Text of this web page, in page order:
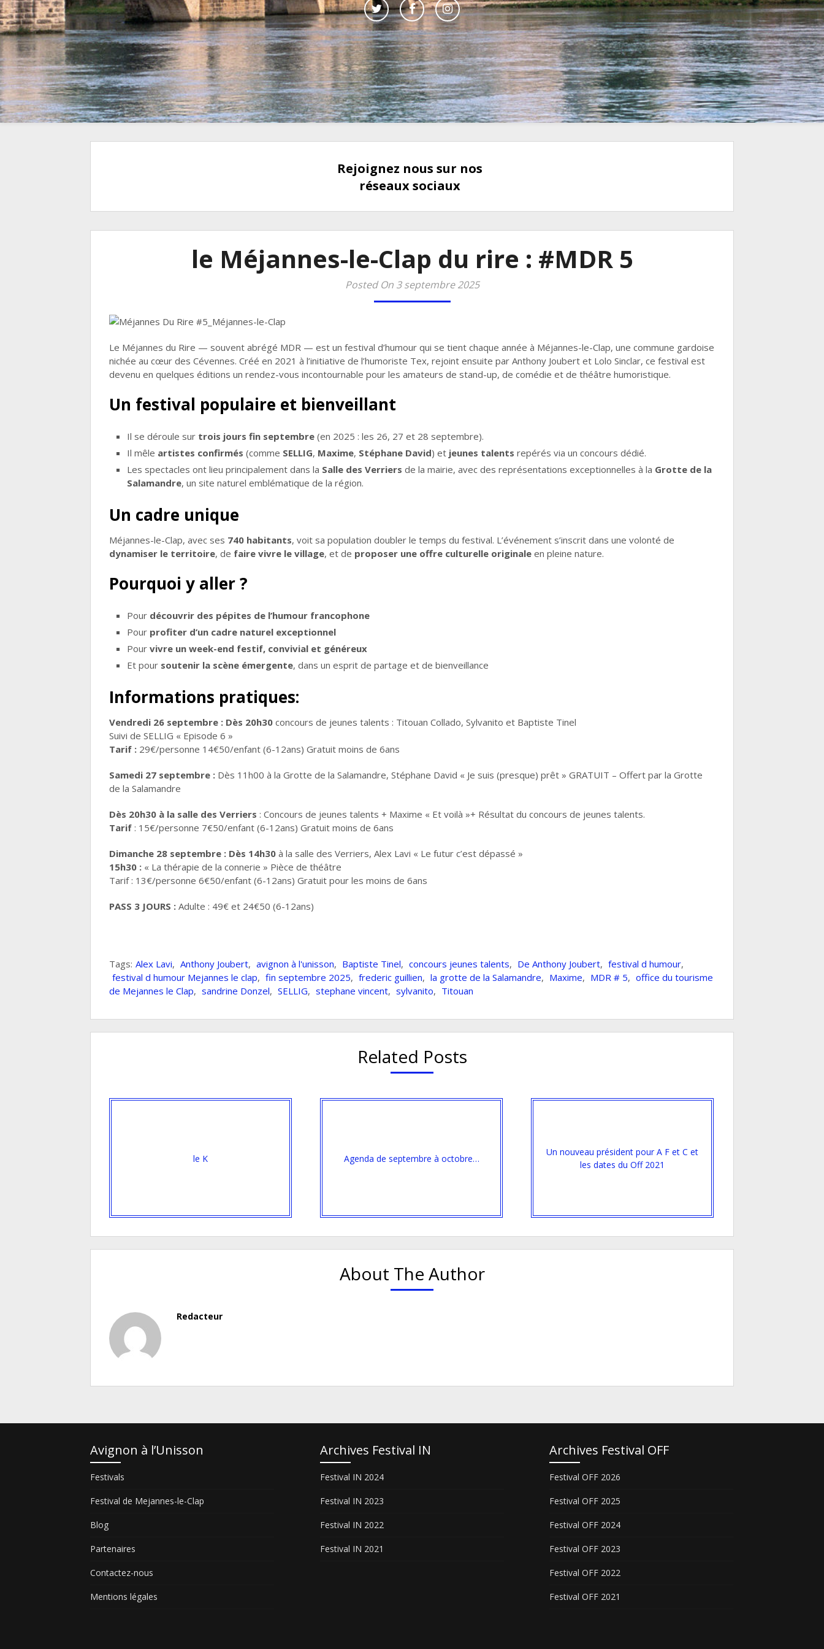
Rejoignez nous sur nos
réseaux sociaux
le Méjannes-le-Clap du rire : #MDR 5
Posted On 3 septembre 2025
Le Méjannes du Rire — souvent abrégé MDR — est un festival d’humour qui se tient chaque année à Méjannes-le-Clap, une commune gardoise
nichée au cœur des Cévennes. Créé en 2021 à l’initiative de l’humoriste Tex, rejoint ensuite par Anthony Joubert et Lolo Sinclar, ce festival est
devenu en quelques éditions un rendez-vous incontournable pour les amateurs de stand-up, de comédie et de théâtre humoristique.
Un festival populaire et bienveillant
Il se déroule sur trois jours fin septembre(en 2025 : les 26, 27 et 28 septembre).
Il mêle artistes confirmés (comme SELLIG, Maxime, Stéphane David) et jeunes talents repérés via un concours dédié.
Les spectacles ont lieu principalement dans la Salle des Verriers de la mairie, avec des représentations exceptionnelles à la Grotte de la
Salamandre, un site naturel emblématique de la région.
Un cadre unique
Méjannes-le-Clap, avec ses 740 habitants, voit sa population doubler le temps du festival. L’événement s’inscrit dans une volonté de
dynamiser le territoire, de faire vivre le village, et de proposer une offre culturelle originale en pleine nature.
Pourquoi y aller ?
Pour découvrir des pépites de l’humour francophone
Pour profiter d’un cadre naturel exceptionnel
Pour vivre un week-end festif, convivial et généreux
Et pour soutenir la scène émergente, dans un esprit de partage et de bienveillance
Informations pratiques:
Vendredi 26 septembre : Dès 20h30 concours de jeunes talents : Titouan Collado, Sylvanito et Baptiste Tinel
Suivi de SELLIG « Episode 6 »
Tarif : 29€/personne 14€50/enfant (6-12ans) Gratuit moins de 6ans
Samedi 27 septembre : Dès 11h00 à la Grotte de la Salamandre, Stéphane David « Je suis (presque) prêt » GRATUIT – Offert par la Grotte
de la Salamandre
Dès 20h30 à la salle des Verriers : Concours de jeunes talents + Maxime « Et voilà »+ Résultat du concours de jeunes talents.
Tarif : 15€/personne 7€50/enfant (6-12ans) Gratuit moins de 6ans
Dimanche 28 septembre : Dès 14h30 à la salle des Verriers, Alex Lavi « Le futur c’est dépassé »
15h30 : « La thérapie de la connerie » Pièce de théâtre
Tarif : 13€/personne 6€50/enfant (6-12ans) Gratuit pour les moins de 6ans
PASS 3 JOURS : Adulte : 49€ et 24€50 (6-12ans)
Tags: Alex Lavi, Anthony Joubert, avignon à l'unisson, Baptiste Tinel, concours jeunes talents, De Anthony Joubert, festival d humour,
festival d humour Mejannes le clap, fin septembre 2025, frederic guillien, la grotte de la Salamandre, Maxime, MDR # 5, office du tourisme
de Mejannes le Clap, sandrine Donzel, SELLIG, stephane vincent, sylvanito, Titouan
Related Posts
le K Agenda de septembre à octobre…
Un nouveau président pour A F et C et
les dates du Off 2021
About The Author
Redacteur
Avignon à l’Unisson
Festivals
Festival de Mejannes-le-Clap
Blog
Partenaires
Contactez-nous
Mentions légales
Archives Festival IN
Festival IN 2024
Festival IN 2023
Festival IN 2022
Festival IN 2021
Archives Festival OFF
Festival OFF 2026
Festival OFF 2025
Festival OFF 2024
Festival OFF 2023
Festival OFF 2022
Festival OFF 2021